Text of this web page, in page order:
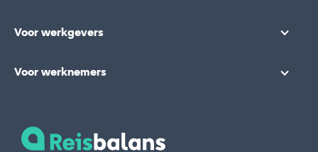
Voor werkgevers
Voor werknemers